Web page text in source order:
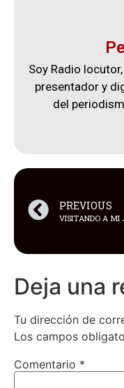
Soy Radio
presentador y
del
PREVIOUS
Deja una
Tu dirección de
Los campos
Comentario *